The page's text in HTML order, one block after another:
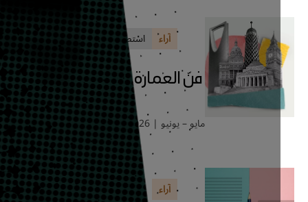
استطلاعات
فنّ العمارة.. التقليد والتجديد
مايو – يونيو | 2026 مايو 17, 2026
آراء